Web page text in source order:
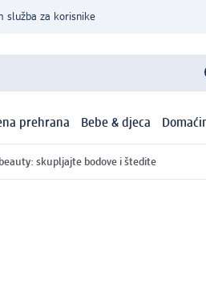
služba za korisnike
prehrana Bebe & djeca
skupljajte bodove i štedite